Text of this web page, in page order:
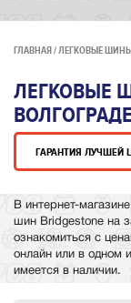
ГЛАВНАЯ ЛЕГКОВЫЕ
ЛЕГКОВЫЕ
ВОЛГОГРАДЕ
ГАРАНТИЯ ЛУЧШЕЙ
В интернет-
шин Bridgestone на
ознакомиться с
онлайн или в одном
имеется в наличии.